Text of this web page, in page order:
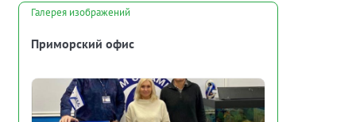
Галерея изображений
Приморский офис